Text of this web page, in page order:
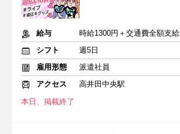
給与
時給1300円＋交通費全額支給
シフト
週5日
雇用形態
派遣社員
アクセス
高井田中央駅
本日、掲載終了